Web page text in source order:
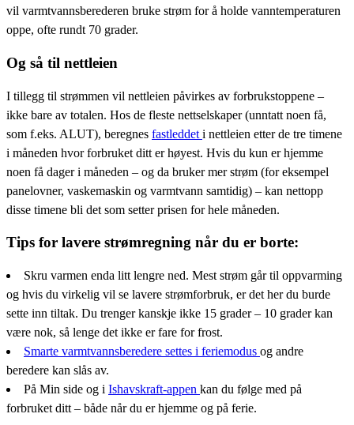
vil varmtvannsberederen bruke strøm for å holde vanntemperaturen
oppe, ofte rundt 70 grader.
Og så til nettleien
I tillegg til strømmen vil nettleien påvirkes av forbrukstoppene –
ikke bare av totalen. Hos de fleste nettselskaper (unntatt noen få,
som f.eks. ALUT), beregnes fastleddet i nettleien etter de tre timene
i måneden hvor forbruket ditt er høyest. Hvis du kun er hjemme
noen få dager i måneden – og da bruker mer strøm (for eksempel
panelovner, vaskemaskin og varmtvann samtidig) – kan nettopp
disse timene bli det som setter prisen for hele måneden.
Tips for lavere strømregning når du er borte:
Skru varmen enda litt lengre ned. Mest strøm går til oppvarming
og hvis du virkelig vil se lavere strømforbruk, er det her du burde
sette inn tiltak. Du trenger kanskje ikke 15 grader – 10 grader kan
være nok, så lenge det ikke er fare for frost.
Smarte varmtvannsberedere settes i feriemodus og andre
beredere kan slås av.
På Min side og i Ishavskraft-appen kan du følge med på
forbruket ditt – både når du er hjemme og på ferie.